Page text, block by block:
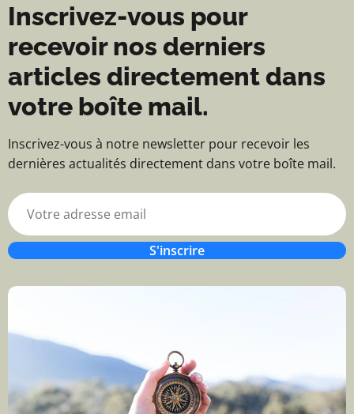
Inscrivez-vous pour
recevoir nos derniers
articles directement dans
votre boîte mail.
Inscrivez-vous à notre newsletter pour recevoir les
dernières actualités directement dans votre boîte mail.
S'inscrire